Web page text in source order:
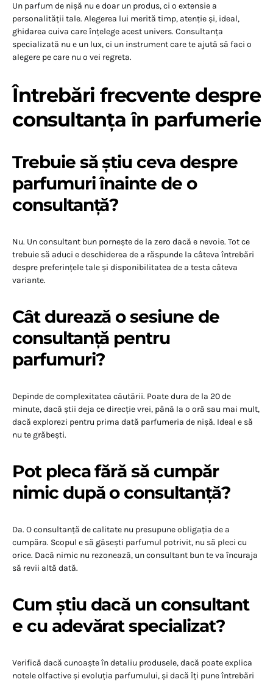
Un parfum de nișă nu e doar un produs, ci o extensie a
personalității tale. Alegerea lui merită timp, atenție și, ideal,
ghidarea cuiva care înțelege acest univers. Consultanța
specializată nu e un lux, ci un instrument care te ajută să faci o
alegere pe care nu o vei regreta.
Întrebări frecvente despre
consultanța în parfumerie
Trebuie să știu ceva despre
parfumuri înainte de o
consultanță?
Nu. Un consultant bun pornește de la zero dacă e nevoie. Tot ce
trebuie să aduci e deschiderea de a răspunde la câteva întrebări
despre preferințele tale și disponibilitatea de a testa câteva
variante.
Cât durează o sesiune de
consultanță pentru
parfumuri?
Depinde de complexitatea căutării. Poate dura de la 20 de
minute, dacă știi deja ce direcție vrei, până la o oră sau mai mult,
dacă explorezi pentru prima dată parfumeria de nișă. Ideal e să
nu te grăbești.
Pot pleca fără să cumpăr
nimic după o consultanță?
Da. O consultanță de calitate nu presupune obligația de a
cumpăra. Scopul e să găsești parfumul potrivit, nu să pleci cu
orice. Dacă nimic nu rezonează, un consultant bun te va încuraja
să revii altă dată.
Cum știu dacă un consultant
e cu adevărat specializat?
Verifică dacă cunoaște în detaliu produsele, dacă poate explica
notele olfactive și evoluția parfumului, și dacă îți pune întrebări